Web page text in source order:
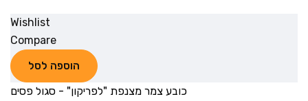
Wishlist
Compare
הוספה לסל
כובע צמר מצנפת "לפריקון" - סגול פסים